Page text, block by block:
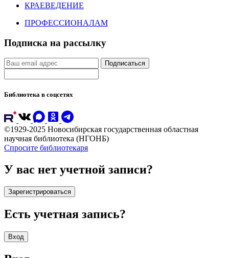
КРАЕВЕДЕНИЕ
ПРОФЕССИОНАЛАМ
Подписка на рассылку
Подписаться
Библиотека в соцсетях
©1929-2025 Новосибирская государственная областная
научная библиотека (НГОНБ)
Спросите библиотекаря
У вас нет учетной записи?
Зарегистрироваться
Есть учетная запись?
Вход